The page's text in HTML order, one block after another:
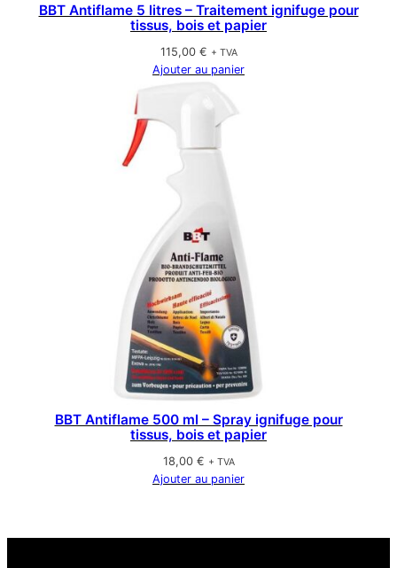
BBT Antiflame 5 litres – Traitement ignifuge pour
tissus, bois et papier
115,00 € + TVA
Ajouter au panier
BBT Antiflame 500 ml – Spray ignifuge pour
tissus, bois et papier
18,00 € + TVA
Ajouter au panier